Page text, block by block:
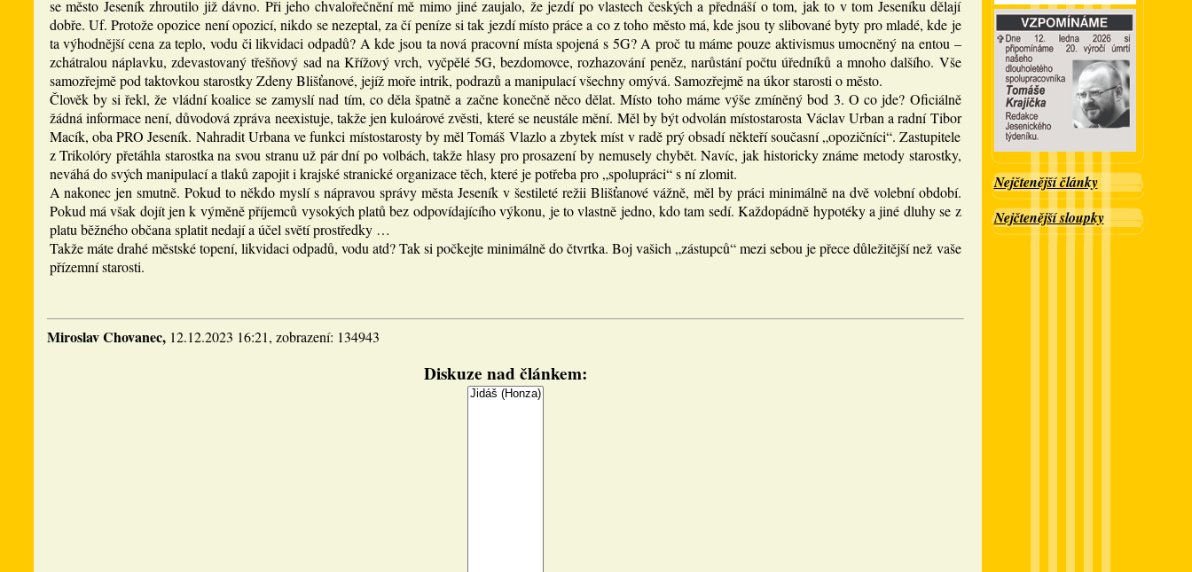
se město Jeseník zhroutilo již dávno. Při jeho chvalořečnění mě mimo jiné zaujalo, že jezdí po vlastech českých a přednáší o tom, jak to v tom Jeseníku dělají
dobře. Uf. Protože opozice není opozicí, nikdo se nezeptal, za čí peníze si tak jezdí místo práce a co z toho město má, kde jsou ty slibované byty pro mladé, kde je
ta výhodnější cena za teplo, vodu či likvidaci odpadů? A kde jsou ta nová pracovní místa spojená s 5G? A proč tu máme pouze aktivismus umocněný na entou –
zchátralou náplavku, zdevastovaný třešňový sad na Křížový vrch, vyčpělé 5G, bezdomovce, rozhazování peněz, narůstání počtu úředníků a mnoho dalšího. Vše
samozřejmě pod taktovkou starostky Zdeny Blišťanové, jejíž moře intrik, podrazů a manipulací všechny omývá. Samozřejmě na úkor starosti o město.
Člověk by si řekl, že vládní koalice se zamyslí nad tím, co děla špatně a začne konečně něco dělat. Místo toho máme výše zmíněný bod 3. O co jde? Oficiálně
žádná informace není, důvodová zpráva neexistuje, takže jen kuloárové zvěsti, které se neustále mění. Měl by být odvolán místostarosta Václav Urban a radní Tibor
Macík, oba PRO Jeseník. Nahradit Urbana ve funkci místostarosty by měl Tomáš Vlazlo a zbytek míst v radě prý obsadí někteří současní „opozičníci“. Zastupitele
z Trikolóry přetáhla starostka na svou stranu už pár dní po volbách, takže hlasy pro prosazení by nemusely chybět. Navíc, jak historicky známe metody starostky,
neváhá do svých manipulací a tlaků zapojit i krajské stranické organizace těch, které je potřeba pro „spolupráci“ s ní zlomit.
A nakonec jen smutně. Pokud to někdo myslí s nápravou správy města Jeseník v šestileté režii Blišťanové vážně, měl by práci minimálně na dvě volební období.
Pokud má však dojít jen k výměně příjemců vysokých platů bez odpovídajícího výkonu, je to vlastně jedno, kdo tam sedí. Každopádně hypotéky a jiné dluhy se z
platu běžného občana splatit nedají a účel světí prostředky …
Takže máte drahé městské topení, likvidaci odpadů, vodu atd? Tak si počkejte minimálně do čtvrtka. Boj vašich „zástupců“ mezi sebou je přece důležitější než vaše
přízemní starosti.
Miroslav Chovanec, 12.12.2023 16:21, zobrazení: 134943
Diskuze nad článkem:
Nejčtenější články
Nejčtenější sloupky